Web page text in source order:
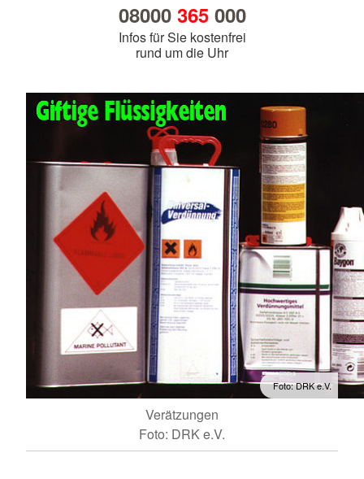
08000 365000
Infos für Sie kostenfrei
rund um die Uhr
Foto: DRK e.V.
Verätzungen
Foto: DRK e.V.